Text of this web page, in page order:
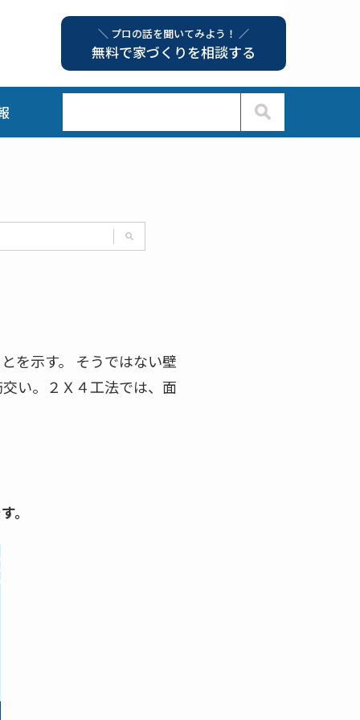
＼ プロの話を聞いてみよう！ ／
無料で家づくりを相談する
を示す。 そうではない壁
い。２Ｘ４工法では、面
。